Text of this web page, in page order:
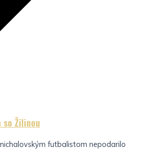
Žilinou
futbalistom nepodarilo